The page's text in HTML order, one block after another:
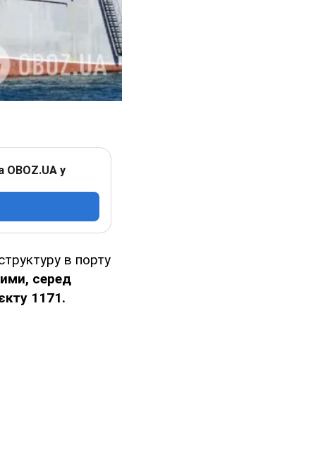
OBOZ.UA у
в порту
серед
1171.